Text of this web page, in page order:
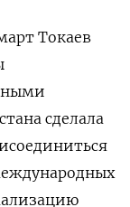
Токаев
сделала